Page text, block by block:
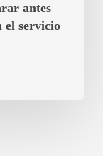
antes
el servicio